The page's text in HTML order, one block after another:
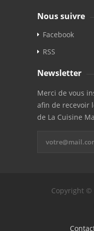
Nous suivre
Facebook
RSS
Newsletter
Merci de vous
afin de recevoir
de La Cuisine
Copyright ©